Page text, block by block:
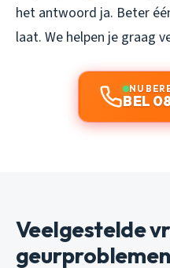
het antwoord ja. Beter
laat. We helpen je graag
NU
BEL
Veelgestelde